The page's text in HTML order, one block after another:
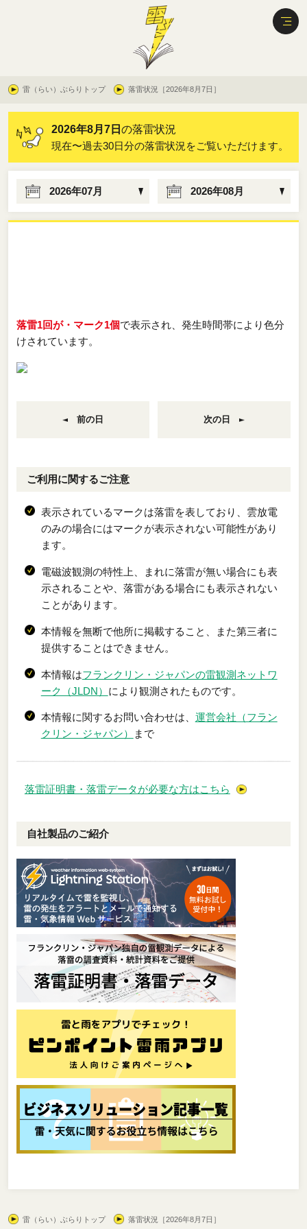
雷（らい）ぶらりトップ 落雷状況［2026年8月7日］
2026年8月7日の落雷状況
現在〜過去30日分の落雷状況をご覧いただけます。
2026年07月 2026年08月
落雷1回が・マーク1個で表示され、発生時間帯により色分
けされています。
前の日 次の日
ご利用に関するご注意
表示されているマークは落雷を表しており、雲放電
のみの場合にはマークが表示されない可能性があり
ます。
電磁波観測の特性上、まれに落雷が無い場合にも表
示されることや、落雷がある場合にも表示されない
ことがあります。
本情報を無断で他所に掲載すること、また第三者に
提供することはできません。
本情報はフランクリン・ジャパンの雷観測ネットワ
ーク（JLDN） により観測されたものです。
本情報に関するお問い合わせは、 運営会社（フラン
クリン・ジャパン）
まで
落雷証明書・落雷データが必要な方はこちら
自社製品のご紹介
雷（らい）ぶらりトップ 落雷状況［2026年8月7日］